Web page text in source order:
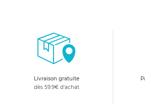
préserver efficacement les
bébé. Idéal pour y stocker vos purées,
plats. Ils sont parfaits pour
alimentaire de votre enfant … et bien
conservation présentent de nombreux
permettent de préserver les qualités
Livraison gratuite
dès 59.9€ d'achat